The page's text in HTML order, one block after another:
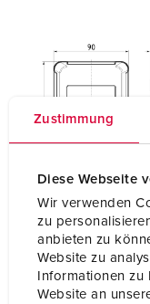
Zustimmung
Diese Webseite
Wir verwenden
zu
anbieten zu
Website zu
Informationen
Website an